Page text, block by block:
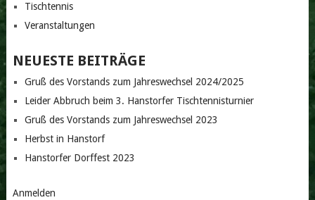
Tischtennis
Veranstaltungen
NEUESTE BEITRÄGE
Gruß des Vorstands zum Jahreswechsel 2024/2025
Leider Abbruch beim 3. Hanstorfer Tischtennisturnier
Gruß des Vorstands zum Jahreswechsel 2023
Herbst in Hanstorf
Hanstorfer Dorffest 2023
Anmelden